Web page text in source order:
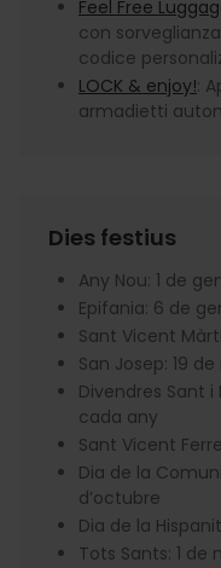
Feel Free
con
codice
LOCK & enjoy!:
armadietti
Dies festius
Any Nou: 1 de
Epifania: 6 de
Sant Vicent
San Josep: 19
Divendres Sant
cada any
Sant Vicent
Dia de la
d’octubre
Dia de la
Tots Sants: 1 de